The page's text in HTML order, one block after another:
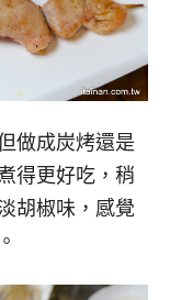
做成炭烤還是
得更好吃，稍
胡椒味，感覺